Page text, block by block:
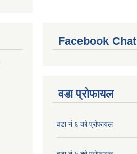
Facebook Chat
वडा प्रोफायल
वडा नं ६ को प्रोफायल